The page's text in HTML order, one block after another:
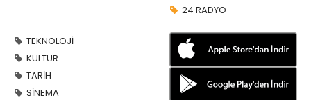
24 RADYO
TEKNOLOJİ
KÜLTÜR
TARİH
SİNEMA